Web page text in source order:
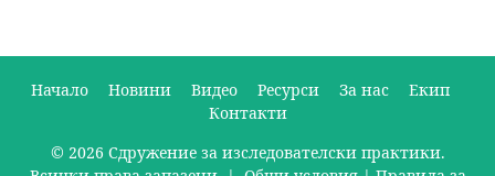
с
Начало Новини Видео Ресурси За нас
Екип
Контакти
© 2026 Сдружение за изследователски практики.